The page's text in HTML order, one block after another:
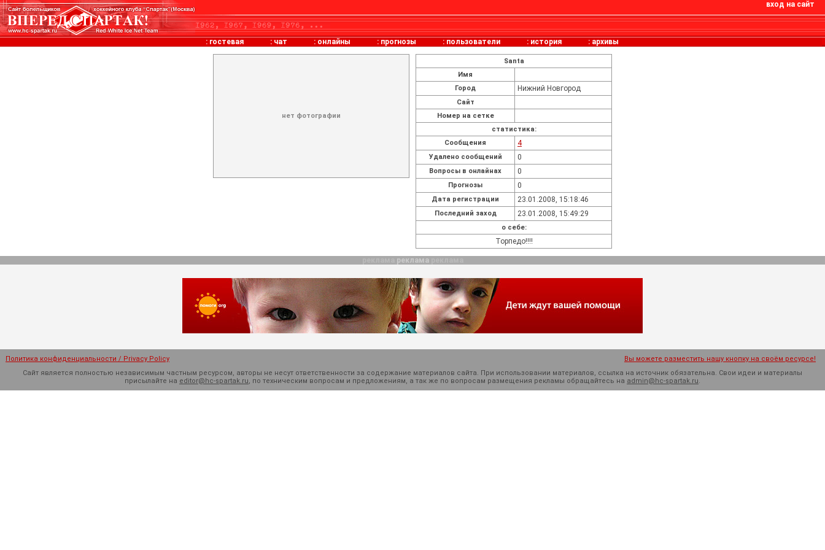
вход на сайт
: гостевая : чат : онлайны : прогнозы : пользователи : история : архивы
нет фотографии
Santa
Имя
Город
Нижний Новгород
Сайт
Номер на сетке
статистика:
Cообщения
4
Удалено сообщений 0
Вопросы в онлайнах 0
Прогнозы 0
Дата регистрации 23.01.2008, 15:18:46
Последний заход 23.01.2008, 15:49:29
о себе:
Торпедо!!!!
реклама
Политика конфиденциальности / Privacy Policy
Вы можете разместить нашу кнопку на своём ресурсе!
Сайт является полностью независимым частным ресурсом, авторы не несут ответственности за содержание материалов сайта. При использовании материалов, ссылка на источник обязательна. Cвои идеи и материалы
присылайте на editor@hc-spartak.ru, по техническим вопросам и предложениям, а так же по вопросам размещения рекламы обращайтесь на admin@hc-spartak.ru.